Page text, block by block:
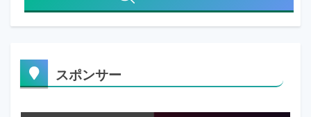
スポンサー